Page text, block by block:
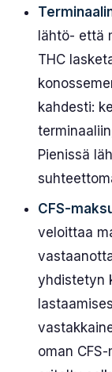
lähtö- että
THC
kahdesti:
Pienissä
CFS-
veloittaa
yhdistetyn
oman